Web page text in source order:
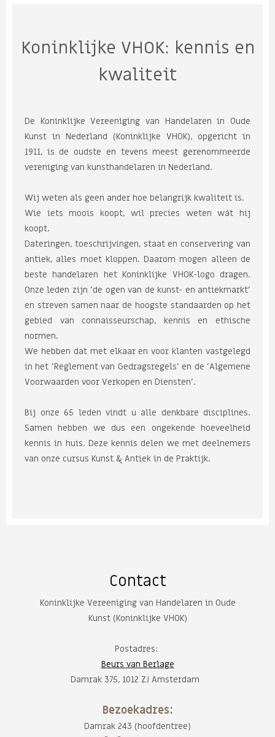
Koninklijke VHOK: kennis en
kwaliteit
De Koninklijke Vereeniging van Handelaren in Oude
Kunst in Nederland (Koninklijke VHOK), opgericht in
1911, is de oudste en tevens meest gerenommeerde
vereniging van kunsthandelaren in Nederland.
Wij weten als geen ander hoe belangrijk kwaliteit is.
Wie iets moois koopt, wil precies weten wát hij
koopt.
Dateringen, toeschrijvingen, staat en conservering van
antiek, alles moet kloppen. Daarom mogen alleen de
beste handelaren het Koninklijke VHOK-logo dragen.
Onze leden zijn 'de ogen van de kunst- en antiekmarkt'
en streven samen naar de hoogste standaarden op het
gebied van connaisseurschap, kennis en ethische
normen.
We hebben dat met elkaar en voor klanten vastgelegd
in het 'Reglement van Gedragsregels' en de 'Algemene
Voorwaarden voor Verkopen en Diensten'.
Bij onze 65 leden vindt u alle denkbare disciplines.
Samen hebben we dus een ongekende hoeveelheid
kennis in huis. Deze kennis delen we met deelnemers
van onze cursus Kunst & Antiek in de Praktijk.
Contact
Koninklijke Vereeniging van Handelaren in Oude
Kunst (Koninklijke VHOK)
Postadres:
Beurs van Berlage
Damrak 375, 1012 ZJ Amsterdam
Bezoekadres:
Damrak 243 (hoofdentree)